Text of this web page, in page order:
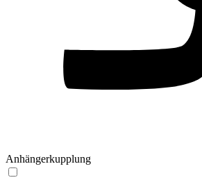
Anhängerkupplung